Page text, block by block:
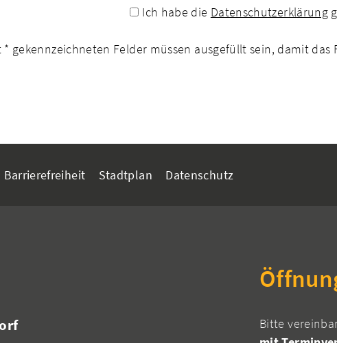
Ich habe die Datenschutzerklärung
* gekennzeichneten Felder müssen ausgefüllt sein, damit
Barrierefreiheit Stadtplan Datenschutz
Bitte